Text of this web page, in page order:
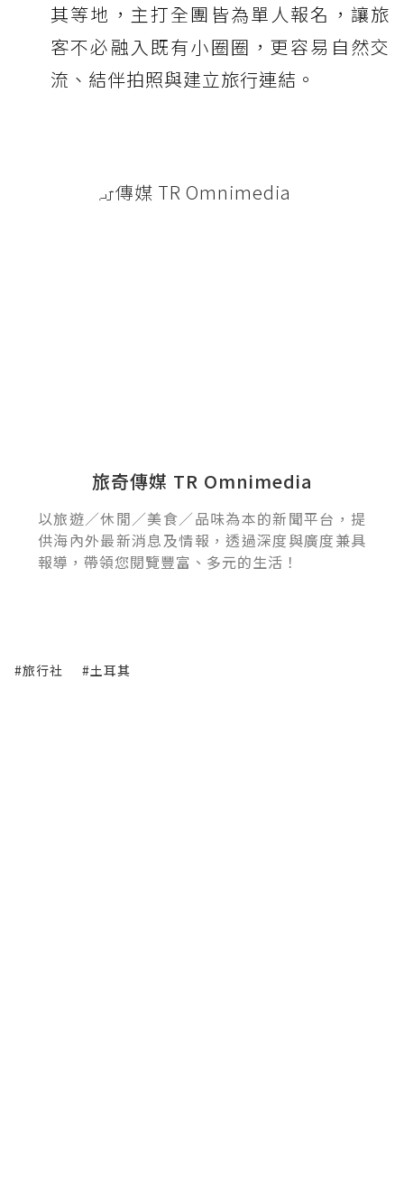
其等地，主打全團皆為單人報名，讓旅
客不必融入既有小圈圈，更容易自然交
流、結伴拍照與建立旅行連結。
旅奇傳媒 TR Omnimedia
以旅遊／休閒／美食／品味為本的新聞平台，提
供海內外最新消息及情報，透過深度與廣度兼具
報導，帶領您閱覽豐富、多元的生活！
#旅行社 #土耳其